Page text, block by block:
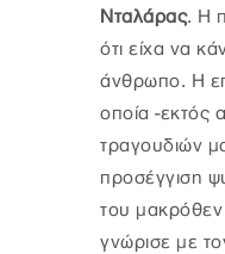
Νταλάρας. Η
ότι είχα να
άνθρωπο. Η
οποία -εκτός
τραγουδιών
προσέγγιση
του μακρόθεν
γνώρισε με